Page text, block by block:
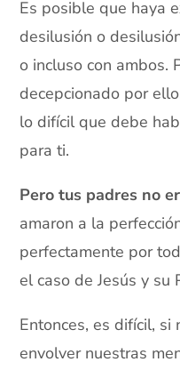
Es posible que haya
desilusión o
o incluso con ambos.
decepcionado por
lo difícil que debe
para ti.
Pero tus padres no
amaron a la
perfectamente por
el caso de Jesús y su
Entonces, es difícil,
envolver nuestras